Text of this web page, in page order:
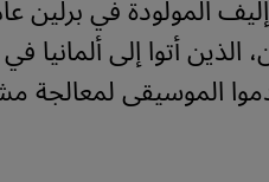
الموسيقى لمعالجة